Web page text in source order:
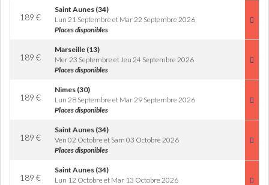
189 €
Saint Aunes (34)
Lun 21 Septembre et Mar 22 Septembre 2026
Places disponibles
189 €
Marseille (13)
Mer 23 Septembre et Jeu 24 Septembre 2026
Places disponibles
189 €
Nimes (30)
Lun 28 Septembre et Mar 29 Septembre 2026
Places disponibles
189 €
Saint Aunes (34)
Ven 02 Octobre et Sam 03 Octobre 2026
Places disponibles
189 €
Saint Aunes (34)
Lun 12 Octobre et Mar 13 Octobre 2026